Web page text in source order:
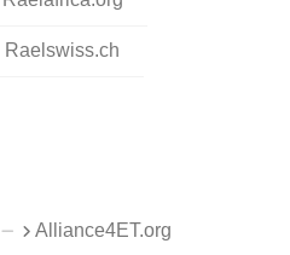
Raelswiss.ch
Alliance4ET.org